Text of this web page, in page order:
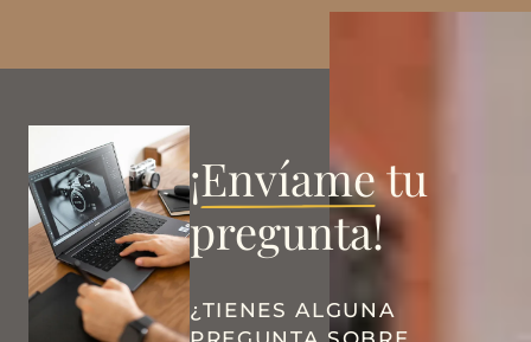
¡Envíametu
pregunta!
¿TIENES ALGUNA